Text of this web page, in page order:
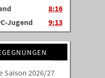
8:16
Jugend 9:13
Saison 2026/27